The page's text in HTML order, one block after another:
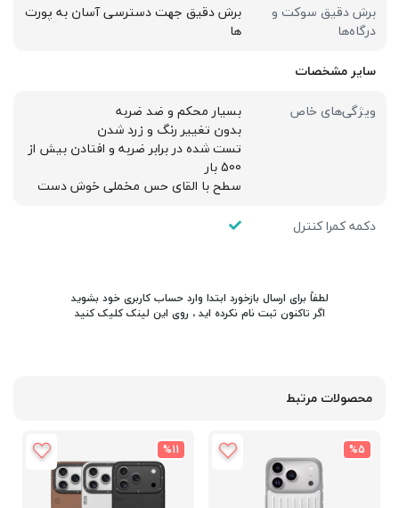
برش دقیق سوکت و
درگاه‌ها
برش دقیق جهت دسترسی آسان به پورت
ها
سایر مشخصات
ویژگی‌های خاص
بسیار محکم و ضد ضربه
بدون تغییر رنگ و زرد شدن
تست شده در برابر ضربه و افتادن بیش از
500 بار
سطح با القای حس مخملی خوش دست
دکمه کمرا کنترل
لطفاً برای ارسال بازخورد ابتدا وارد حساب کاربری خود بشوید
اگر تاکنون ثبت نام نکرده اید ، روی این لینک کلیک کنید
محصولات مرتبط
%5
%11